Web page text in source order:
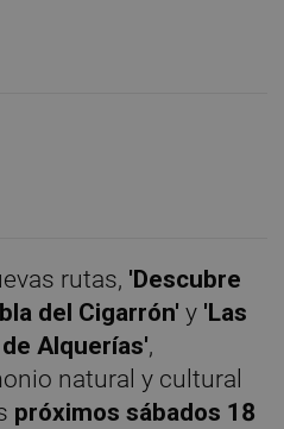
rutas, 'Descubre
del Cigarrón' y 'Las
Alquerías',
natural y cultural
próximos sábados 18